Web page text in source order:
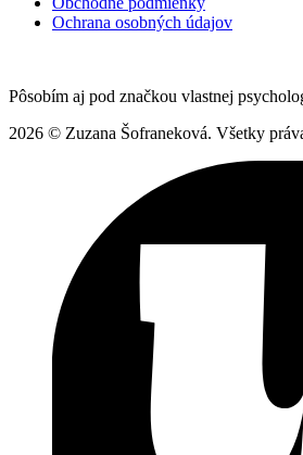
Ochrana osobných údajov
Pôsobím aj pod značkou vlastnej
2026 © Zuzana Šofraneková. Všetky